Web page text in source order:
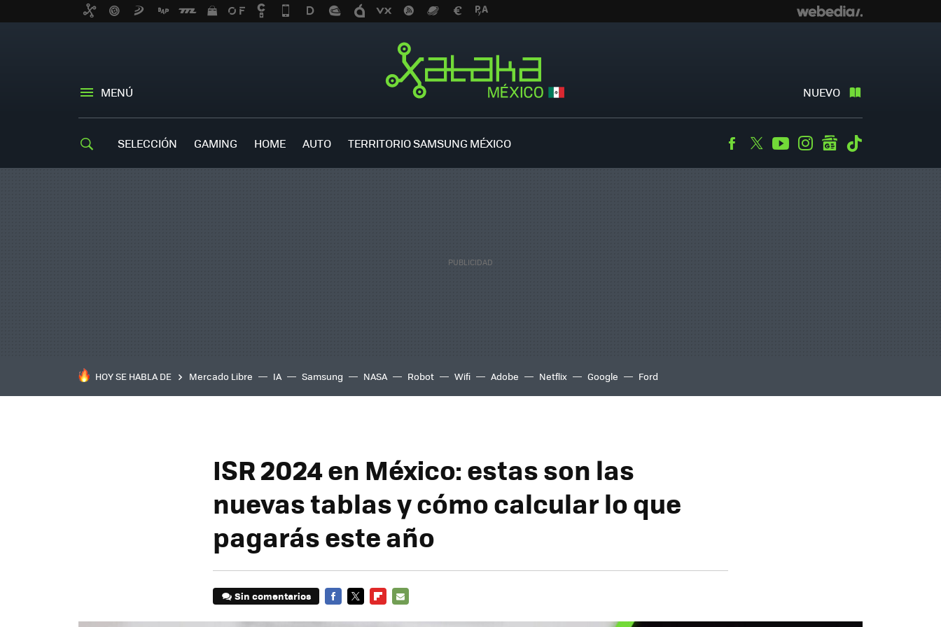
MENÚ NUEVO
SELECCIÓN GAMING HOME AUTO TERRITORIO SAMSUNG MÉXICO Facebook
TwitterYoutubeInstagramgooglenews
HOY SE HABLA DE Mercado Libre IA Samsung NASA Robot Wifi Adobe Netflix Google Ford
ISR 2024 en México: estas son las
nuevas tablas y cómo calcular lo que
pagarás este año
Sin comentarios